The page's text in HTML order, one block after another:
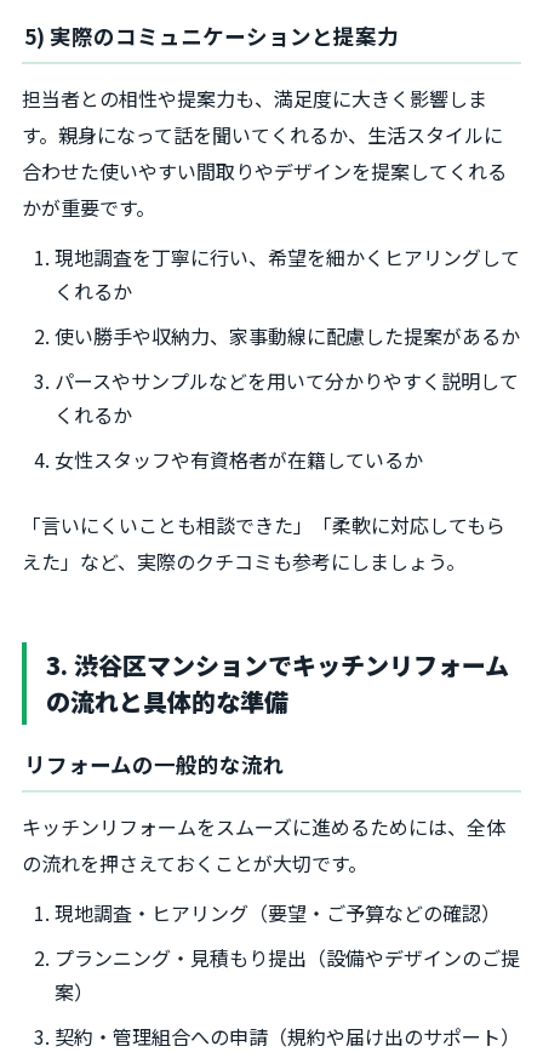
5) 実際のコミュニケーションと提案力
担当者との相性や提案力も、満足度に大きく影響しま
す。親身になって話を聞いてくれるか、生活スタイルに
合わせた使いやすい間取りやデザインを提案してくれる
かが重要です。
現地調査を丁寧に行い、希望を細かくヒアリングして
くれるか
使い勝手や収納力、家事動線に配慮した提案があるか
パースやサンプルなどを用いて分かりやすく説明して
くれるか
女性スタッフや有資格者が在籍しているか
「言いにくいことも相談できた」「柔軟に対応してもら
えた」など、実際のクチコミも参考にしましょう。
3. 渋谷区マンションでキッチンリフォーム
の流れと具体的な準備
リフォームの一般的な流れ
キッチンリフォームをスムーズに進めるためには、全体
の流れを押さえておくことが大切です。
現地調査・ヒアリング（要望・ご予算などの確認）
プランニング・見積もり提出（設備やデザインのご提
案）
契約・管理組合への申請（規約や届け出のサポート）